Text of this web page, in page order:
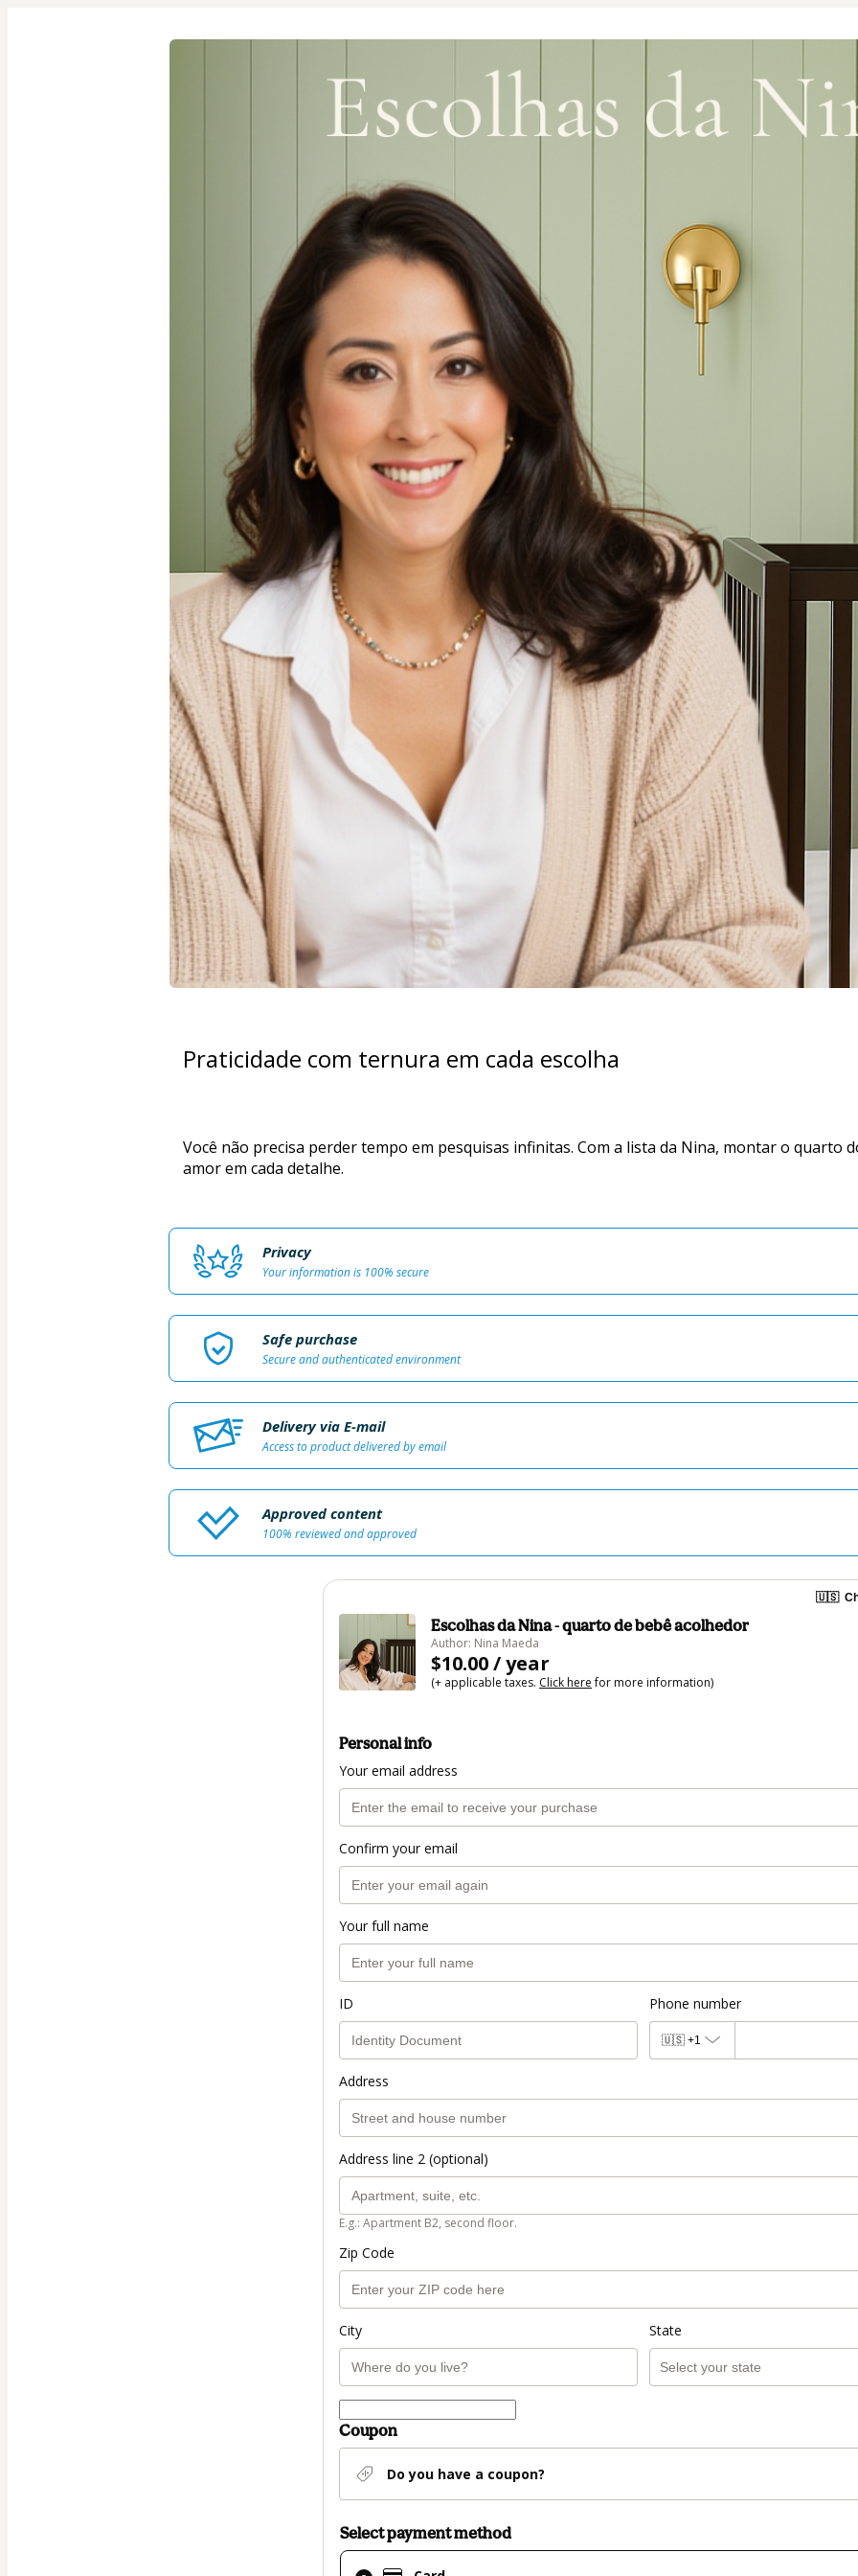
Praticidade com ternura em cada escolha
Você não precisa perder tempo em pesquisas infinitas. Com a lista da Nina, montar o quarto
amor em cada detalhe.
Privacy
Your information is 100% secure
Safe purchase
Secure and authenticated environment
Delivery via E-mail
Access to product delivered by email
Approved content
100% reviewed and approved
🇺🇸
Escolhas da Nina - quarto de bebê acolhedor
Author: Nina Maeda
$10.00 / year
(+ applicable taxes. Click herefor more information)
Personal info
Your email address
Confirm your email
Your full name
ID Phone number
🇺🇸 +1
Address
Address line 2 (optional)
E.g.: Apartment B2, second floor.
Zip Code
City State
Coupon
Do you have a coupon?
Select payment method
Card